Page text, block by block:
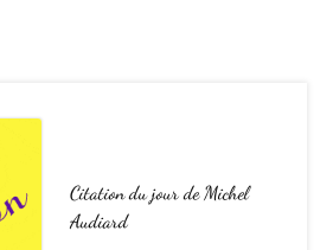
Citation du jour de Michel
Audiard